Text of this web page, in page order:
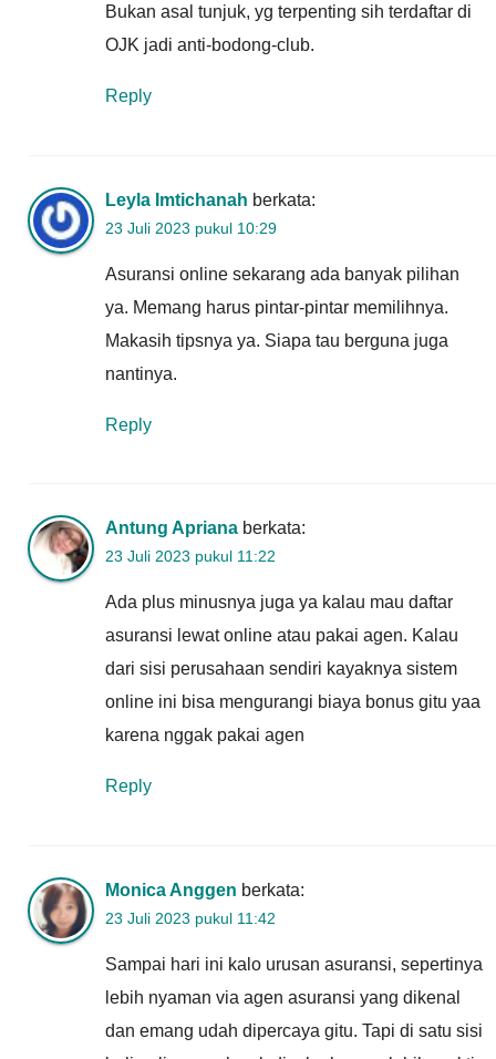
Bukan asal tunjuk, yg terpenting sih terdaftar di
OJK jadi anti-bodong-club.
Reply
Leyla Imtichanah berkata:
23 Juli 2023 pukul 10:29
Asuransi online sekarang ada banyak pilihan
ya. Memang harus pintar-pintar memilihnya.
Makasih tipsnya ya. Siapa tau berguna juga
nantinya.
Reply
Antung Apriana berkata:
23 Juli 2023 pukul 11:22
Ada plus minusnya juga ya kalau mau daftar
asuransi lewat online atau pakai agen. Kalau
dari sisi perusahaan sendiri kayaknya sistem
online ini bisa mengurangi biaya bonus gitu yaa
karena nggak pakai agen
Reply
Monica Anggen berkata:
23 Juli 2023 pukul 11:42
Sampai hari ini kalo urusan asuransi, sepertinya
lebih nyaman via agen asuransi yang dikenal
dan emang udah dipercaya gitu. Tapi di satu sisi